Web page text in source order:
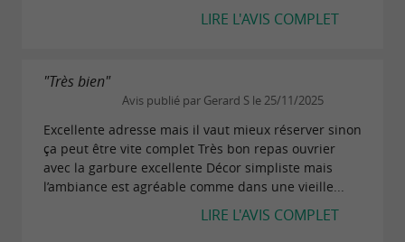
LIRE L'AVIS COMPLET
"Très bien"
Avis publié par Gerard S le 25/11/2025
Excellente adresse mais il vaut mieux réserver sinon
ça peut être vite complet Très bon repas ouvrier
avec la garbure excellente Décor simpliste mais
l’ambiance est agréable comme dans une vieille...
LIRE L'AVIS COMPLET